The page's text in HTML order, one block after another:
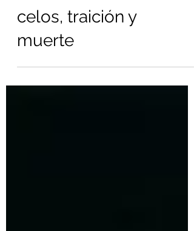
El beso en el arte:
celos, traición y
muerte